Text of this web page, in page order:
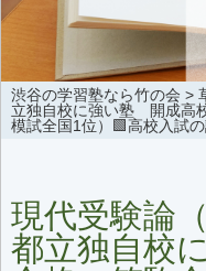
渋谷の学習塾なら竹の会 >
立独自校に強い塾 開成高
模試全国1位）🟩高校入試
現代受験論
都立独自校